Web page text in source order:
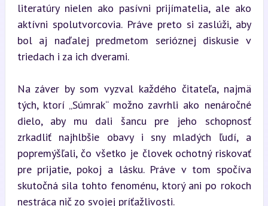
literatúry nielen ako pasívni prijímatelia, ale ako
aktívni spolutvorcovia. Práve preto si zaslúži, aby
bol aj naďalej predmetom serióznej diskusie v
triedach i za ich dverami.
Na záver by som vyzval každého čitateľa, najmä
tých, ktorí „Súmrak“ možno zavrhli ako nenáročné
dielo, aby mu dali šancu pre jeho schopnosť
zrkadliť najhlbšie obavy i sny mladých ľudí, a
popremýšľali, čo všetko je človek ochotný riskovať
pre prijatie, pokoj a lásku. Práve v tom spočíva
skutočná sila tohto fenoménu, ktorý ani po rokoch
nestráca nič zo svojej príťažlivosti.